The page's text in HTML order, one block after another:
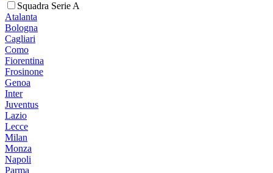
Squadra Serie A
Atalanta
Bologna
Cagliari
Como
Fiorentina
Frosinone
Genoa
Inter
Juventus
Lazio
Lecce
Milan
Monza
Napoli
Parma